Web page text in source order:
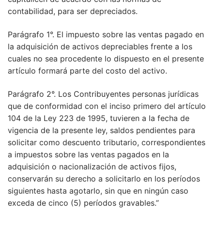
contabilidad, para ser depreciados.
Parágrafo 1°. El impuesto sobre las ventas pagado en
la adquisición de activos depreciables frente a los
cuales no sea procedente lo dispuesto en el presente
artículo formará parte del costo del activo.
Parágrafo 2°. Los Contribuyentes personas jurídicas
que de conformidad con el inciso primero del artículo
104 de la Ley 223 de 1995, tuvieren a la fecha de
vigencia de la presente ley, saldos pendientes para
solicitar como descuento tributario, correspondientes
a impuestos sobre las ventas pagados en la
adquisición o nacionalización de activos fijos,
conservarán su derecho a solicitarlo en los períodos
siguientes hasta agotarlo, sin que en ningún caso
exceda de cinco (5) períodos gravables.”